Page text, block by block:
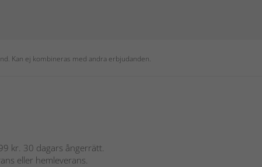
Kan ej kombineras med andra erbjudanden.
kr. 30 dagars ångerrätt.
eller hemleverans.